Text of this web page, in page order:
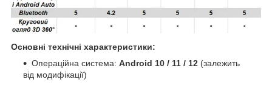
Основні технічні характеристики:
Операційна система: Android 10 / 11 / 12 (залежить
від модифікації)